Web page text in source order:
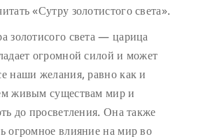
«Сутру золотистого света».
золотисого света — царица
огромной силой и может
наши желания, равно как и
живым существам мир и
до просветления. Она также
огромное влияние на мир во